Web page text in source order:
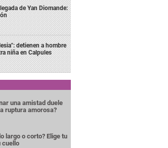
de Yan Diomande:
detienen a hombre
niña en Calpules
una amistad duele
ruptura amorosa?
largo o corto? Elige tu
cuello